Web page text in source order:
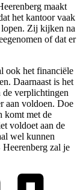
maakt
het kantoor vaak
Zij kijken na
of dat er
ook het financiële
Daarnaast is het
de verplichtingen
aan voldoen. Doe
komt met de
voldoet aan de
wel kunnen
zal je